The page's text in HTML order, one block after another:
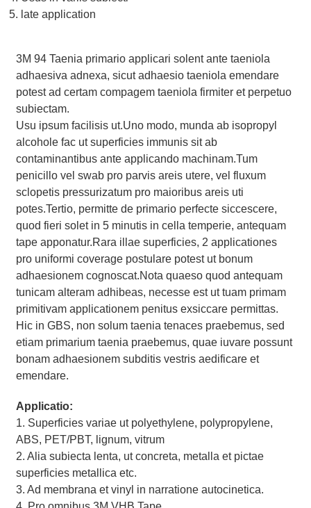
5. late application
3M 94 Taenia primario applicari solent ante taeniola
adhaesiva adnexa, sicut adhaesio taeniola emendare
potest ad certam compagem taeniola firmiter et perpetuo
subiectam.
Usu ipsum facilisis ut.Uno modo, munda ab isopropyl
alcohole fac ut superficies immunis sit ab
contaminantibus ante applicando machinam.Tum
penicillo vel swab pro parvis areis utere, vel fluxum
sclopetis pressurizatum pro maioribus areis uti
potes.Tertio, permitte de primario perfecte siccescere,
quod fieri solet in 5 minutis in cella temperie, antequam
tape apponatur.Rara illae superficies, 2 applicationes
pro uniformi coverage postulare potest ut bonum
adhaesionem cognoscat.Nota quaeso quod antequam
tunicam alteram adhibeas, necesse est ut tuam primam
primitivam applicationem penitus exsiccare permittas.
Hic in GBS, non solum taenia tenaces praebemus, sed
etiam primarium taenia praebemus, quae iuvare possunt
bonam adhaesionem subditis vestris aedificare et
emendare.
Applicatio:
1. Superficies variae ut polyethylene, polypropylene,
ABS, PET/PBT, lignum, vitrum
2. Alia subiecta lenta, ut concreta, metalla et pictae
superficies metallica etc.
3. Ad membrana et vinyl in narratione autocinetica.